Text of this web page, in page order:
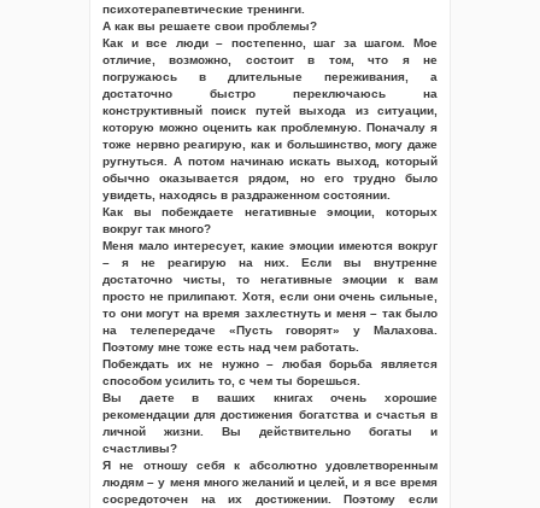
психотерапевтические тренинги.
А как вы решаете свои проблемы?
Как и все люди – постепенно, шаг за шагом. Мое
отличие, возможно, состоит в том, что я не
погружаюсь в длительные переживания, а
достаточно быстро переключаюсь на
конструктивный поиск путей выхода из ситуации,
которую можно оценить как проблемную. Поначалу я
тоже нервно реагирую, как и большинство, могу даже
ругнуться. А потом начинаю искать выход, который
обычно оказывается рядом, но его трудно было
увидеть, находясь в раздраженном состоянии.
Как вы побеждаете негативные эмоции, которых
вокруг так много?
Меня мало интересует, какие эмоции имеются вокруг
– я не реагирую на них. Если вы внутренне
достаточно чисты, то негативные эмоции к вам
просто не прилипают. Хотя, если они очень сильные,
то они могут на время захлестнуть и меня – так было
на телепередаче «Пусть говорят» у Малахова.
Поэтому мне тоже есть над чем работать.
Побеждать их не нужно – любая борьба является
способом усилить то, с чем ты борешься.
Вы даете в ваших книгах очень хорошие
рекомендации для достижения богатства и счастья в
личной жизни. Вы действительно богаты и
счастливы?
Я не отношу себя к абсолютно удовлетворенным
людям – у меня много желаний и целей, и я все время
сосредоточен на их достижении. Поэтому если